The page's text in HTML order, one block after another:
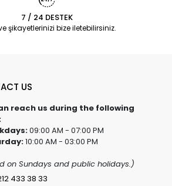
7 / 24 DESTEK
şikayetlerinizi bize iletebilirsiniz.
US
reach us during the following
09:00 AM - 07:00 PM
10:00 AM - 03:00 PM
on Sundays and public holidays.)
433 38 33